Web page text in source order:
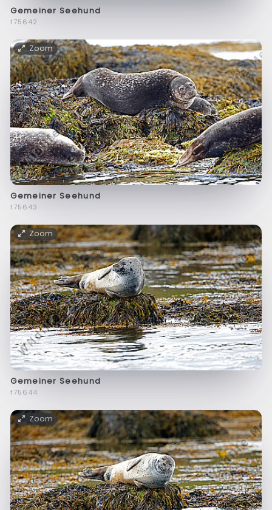
Gemeiner Seehund
f75642
Zoom
Gemeiner Seehund
f75643
Zoom
Gemeiner Seehund
f75644
Zoom